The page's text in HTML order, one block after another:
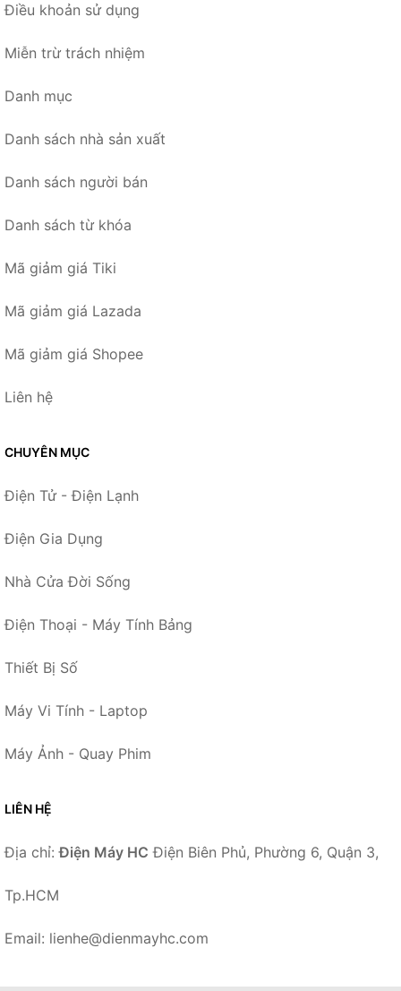
Điều khoản sử dụng
Miễn trừ trách nhiệm
Danh mục
Danh sách nhà sản xuất
Danh sách người bán
Danh sách từ khóa
Mã giảm giá Tiki
Mã giảm giá Lazada
Mã giảm giá Shopee
Liên hệ
CHUYÊN MỤC
Điện Tử - Điện Lạnh
Điện Gia Dụng
Nhà Cửa Đời Sống
Điện Thoại - Máy Tính Bảng
Thiết Bị Số
Máy Vi Tính - Laptop
Máy Ảnh - Quay Phim
LIÊN HỆ
Địa chỉ:Điện Máy HC Điện Biên Phủ, Phường 6, Quận 3,
Tp.HCM
Email: lienhe@dienmayhc.com